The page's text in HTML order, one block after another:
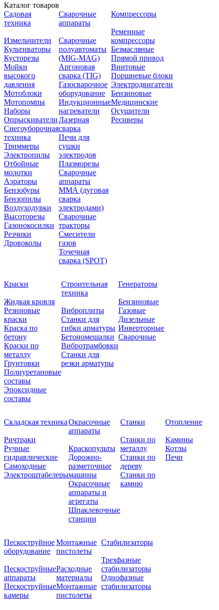
Каталог товаров
Садовая
техника
Измельчители
Культиваторы
Кусторезы
Мойки
высокого
давления
Мотоблоки
Мотопомпы
Наборы
Опрыскиватели
Снегоуборочная
техника
Триммеры
Электропилы
Отбойные
молотки
Аэраторы
Бензобуры
Бензопилы
Воздуходувки
Высоторезы
Газонокосилки
Резчики
Дровоколы
Сварочные
аппараты
Сварочные
полуавтоматы
(MIG-MAG)
Аргоновая
сварка (TIG)
Газосварочное
оборудование
Индукционные
нагреватели
Лазерная
сварка
Печи для
сушки
электродов
Плазморезы
Сварочные
аппараты
ММА (дуговая
сварка
электродами)
Сварочные
тракторы
Смесители
газов
Точечная
сварка (SPOT)
Компрессоры
Ременные
компрессоры
Безмасляные
Прямой привод
Винтовые
Поршневые блоки
Электродвигатели
Бензиновые
Медицинские
Осушители
Ресиверы
Краски
Жидкая кровля
Резиновые
краски
Краска по
бетону
Краски по
металлу
Грунтовки
Полиуретановые
составы
Эпоксидные
составы
Строительная
техника
Виброплиты
Станки для
гибки арматуры
Бетономешалки
Вибротрамбовки
Станки для
резки арматуры
Генераторы
Бензиновые
Газовые
Дизельные
Инверторные
Сварочные
Складская техника
Ричтраки
Ручные
гидравлические
Самоходные
Электроштабелеры
Окрасочные
аппараты
Краскопульты
Дорожно-
разметочные
машины
Окрасочные
аппараты и
агрегаты
Шпаклевочные
станции
Станки
Станки по
металлу
Станки по
дереву
Станки по
камню
Отопление
Камины
Котлы
Печи
Пескоструйное
оборудование
Пескоструйные
аппараты
Пескоструйные
камеры
Монтажные
пистолеты
Расходные
материалы
Монтажные
пистолеты
Стабилизаторы
Трехфазные
стабилизаторы
Однофазные
стабилизаторы